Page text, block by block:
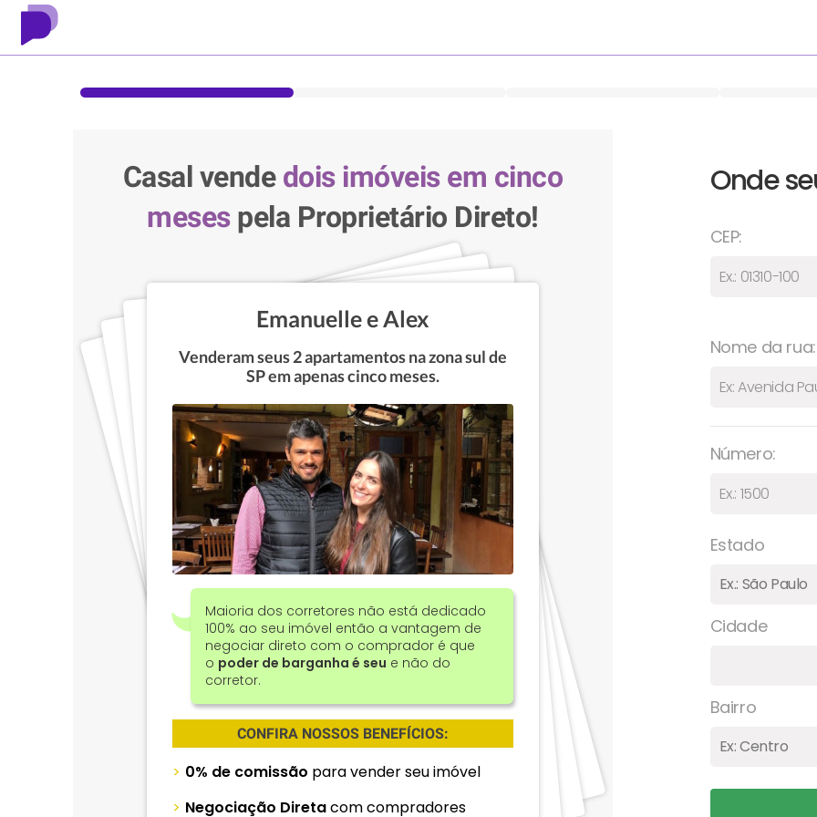
Casal vende dois imóveis em cinco
mesespela Proprietário Direto!
Emanuelle e Alex
Venderam seus 2 apartamentos na zona sul de
SP em apenas cinco meses.
Maioria dos corretores não está dedicado
100% ao seu imóvel então a vantagem de
negociar direto com o comprador é que
o poder de barganha é seu e não do
corretor.
CONFIRA NOSSOS BENEFÍCIOS:
0% de comissão para vender seu imóvel
Negociação Diretacom compradores
Onde
CEP:
Nome da rua:
Número:
Estado
Cidade
Bairro